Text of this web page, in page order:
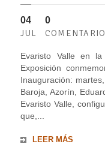
04
JUL
0
Evaristo Valle en
Exposición
Inauguración:
Baroja, Azorín,
Evaristo Valle,
que,...
LEER MÁS